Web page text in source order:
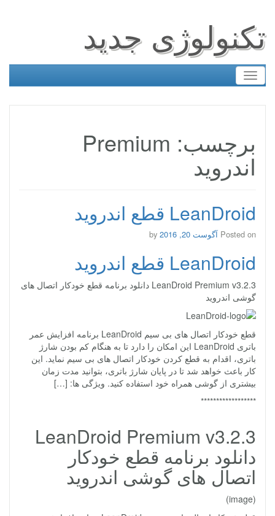
تکنولوژی جدید
Toggle
navigation
برچسب: Premium
اندروید
LeanDroid قطع اندروید
Posted on آگوست 20, 2016
LeanDroid قطع اندروید
LeanDroid Premium v3.2.3 دانلود برنامه قطع خودکار اتصال های
گوشی اندروید
قطع خودکار اتصال های بی سیم LeanDroid برنامه افزایش عمر
باتری LeanDroid این امکان را دارد تا به هنگام کم بودن شارژ
باتری، اقدام به قطع کردن خودکار اتصال های بی سیم نماید. این
کار باعث خواهد شد تا در پایان شارژ باتری، بتوانید مدت زمان
بیشتری از گوشی همراه خود استفاده کنید. ویژگی ها: […]
******************
LeanDroid Premium v3.2.3
دانلود برنامه قطع خودکار
اتصال های گوشی اندروید
(image)